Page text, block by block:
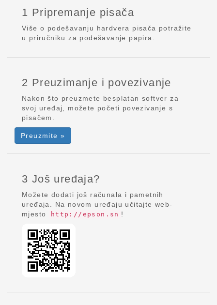
1 Pripremanje pisača
Više o podešavanju hardvera pisača potražite
u priručniku za podešavanje papira.
2 Preuzimanje i povezivanje
Nakon što preuzmete besplatan softver za
svoj uređaj, možete početi povezivanje s
pisačem.
Preuzmite »
3 Još uređaja?
Možete dodati još računala i pametnih
uređaja. Na novom uređaju učitajte web-
mjesto
http://epson.sn !